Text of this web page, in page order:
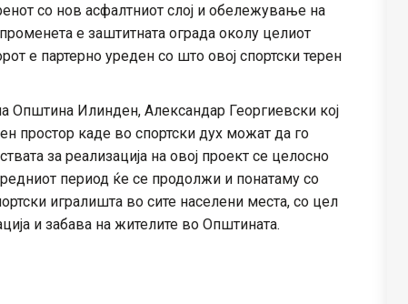
со нов асфалтниот слој и обележување на
е заштитната ограда околу целиот
е партерно уреден со што овој спортски терен
Општина Илинден, Александар Георгиевски кој
простор каде во спортски дух можат да го
за реализација на овој проект се целосно
период ќе се продолжи и понатаму со
игралишта во сите населени места, со цел
и забава на жителите во Општината.